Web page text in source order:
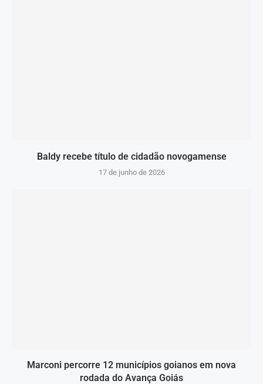
Baldy recebe título de cidadão novogamense
17 de junho de 2026
Marconi percorre 12 municípios goianos em nova
rodada do Avança Goiás